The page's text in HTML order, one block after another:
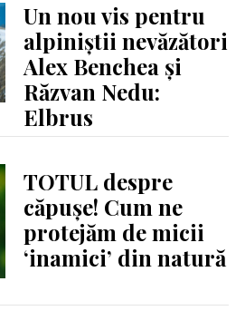
Un nou vis pentru
alpiniştii nevăzători
Alex Benchea şi
Răzvan Nedu:
Elbrus
TOTUL despre
căpușe! Cum ne
protejăm de micii
‘inamici’ din natură